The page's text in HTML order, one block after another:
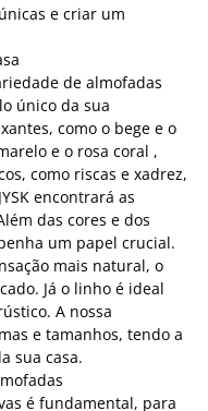
e criar um
de almofadas
único da sua
como o bege e o
e o rosa coral ,
como riscas e xadrez,
encontrará as
das cores e dos
um papel crucial.
mais natural, o
Já o linho é ideal
A nossa
e tamanhos, tendo a
sua casa.
é fundamental, para